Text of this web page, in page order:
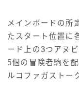
メインボードの所
たスタート位置に
ード上の3つアヌ
5個の冒険者駒を
ルコファガストー